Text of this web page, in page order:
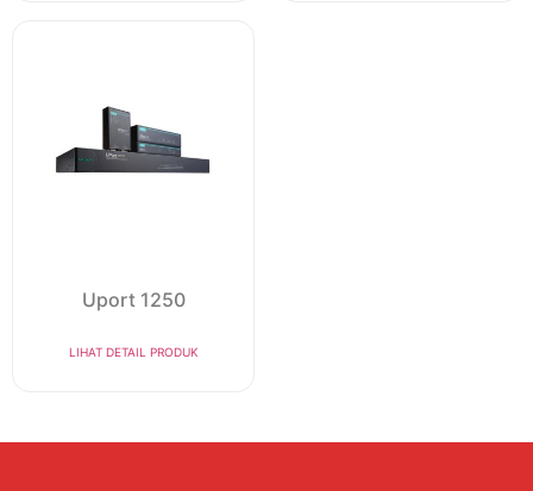
Uport 1250
LIHAT DETAIL PRODUK